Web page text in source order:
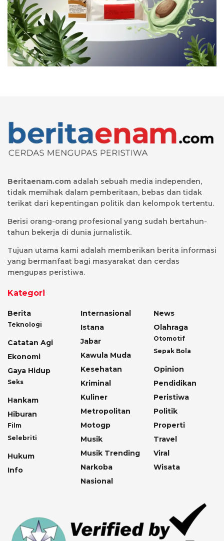
Beritaenam.com adalah sebuah media independen,
tidak memihak dalam pemberitaan, bebas dan tidak
terikat dari kepentingan politik dan kelompok tertentu.
Berisi orang-orang profesional yang sudah bertahun-
tahun bekerja di dunia jurnalistik.
Tujuan utama kami adalah memberikan berita informasi
yang bermanfaat bagi masyarakat dan cerdas
mengupas peristiwa.
Kategori
Berita
Teknologi
Catatan Agi
Ekonomi
Gaya Hidup
Seks
Hankam
Hiburan
Film
Selebriti
Hukum
Info
Internasional
Istana
Jabar
Kawula Muda
Kesehatan
Kriminal
Kuliner
Metropolitan
Motogp
Musik
Musik Trending
Narkoba
Nasional
News
Olahraga
Otomotif
Sepak Bola
Opinion
Pendidikan
Peristiwa
Politik
Properti
Travel
Viral
Wisata